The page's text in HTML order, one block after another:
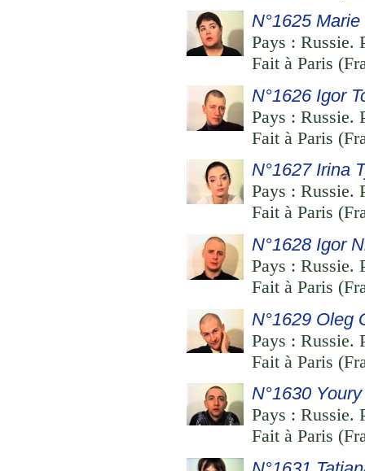
N°1625
Pays : Russie.
Fait à Paris
N°1626 Igor
Pays : Russie.
Fait à Paris
N°1627 Irina
Pays : Russie.
Fait à Paris
N°1628 Igor
Pays : Russie.
Fait à Paris
N°1629 Oleg
Pays : Russie.
Fait à Paris
N°1630
Pays : Russie.
Fait à Paris